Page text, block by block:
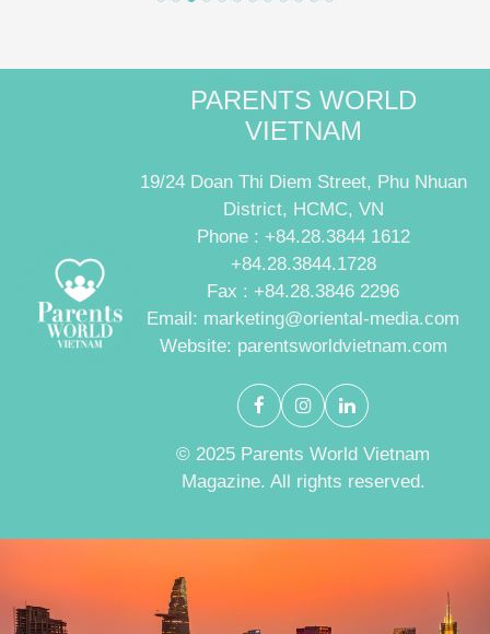
PARENTS WORLD
VIETNAM
19/24 Doan Thi Diem Street, Phu Nhuan
District, HCMC, VN
Phone : +84.28.3844 1612
+84.28.3844.1728
Fax : +84.28.3846 2296
Email: marketing@oriental-media.com
Website: parentsworldvietnam.com
© 2025 Parents World Vietnam
Magazine. All rights reserved.